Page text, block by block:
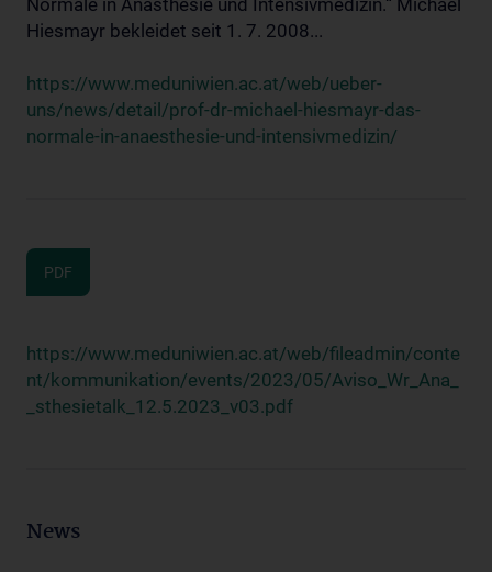
Normale in Anästhesie und Intensivmedizin.“ Michael
Hiesmayr bekleidet seit 1. 7. 2008...
https://www.meduniwien.ac.at/web/ueber-
uns/news/detail/prof-dr-michael-hiesmayr-das-
normale-in-anaesthesie-und-intensivmedizin/
PDF
https://www.meduniwien.ac.at/web/fileadmin/conte
nt/kommunikation/events/2023/05/Aviso_Wr_Ana_
_sthesietalk_12.5.2023_v03.pdf
News